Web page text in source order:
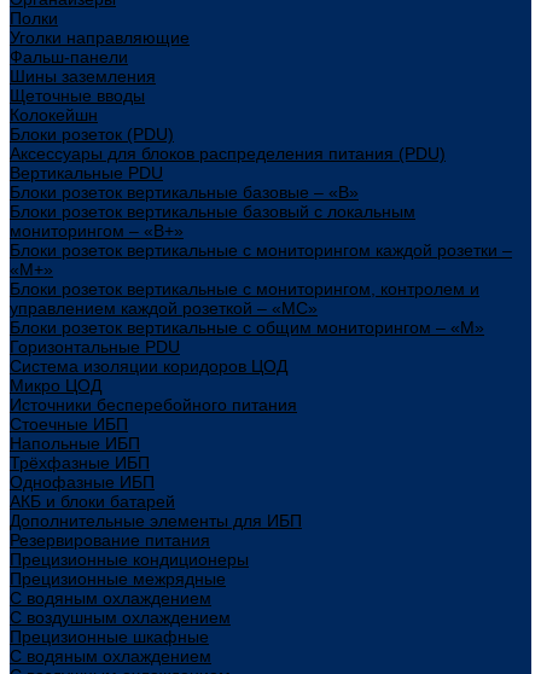
Полки
Уголки направляющие
Фальш-панели
Шины заземления
Щеточные вводы
Колокейшн
Блоки розеток (PDU)
Аксессуары для блоков распределения питания (PDU)
Вертикальные PDU
Блоки розеток вертикальные базовые – «В»
Блоки розеток вертикальные базовый с локальным
мониторингом – «В+»
Блоки розеток вертикальные с мониторингом каждой розетки –
«М+»
Блоки розеток вертикальные с мониторингом, контролем и
управлением каждой розеткой – «МС»
Блоки розеток вертикальные с общим мониторингом – «М»
Горизонтальные PDU
Система изоляции коридоров ЦОД
Микро ЦОД
Источники бесперебойного питания
Стоечные ИБП
Напольные ИБП
Трёхфазные ИБП
Однофазные ИБП
АКБ и блоки батарей
Дополнительные элементы для ИБП
Резервирование питания
Прецизионные кондиционеры
Прецизионные межрядные
С водяным охлаждением
С воздушным охлаждением
Прецизионные шкафные
С водяным охлаждением